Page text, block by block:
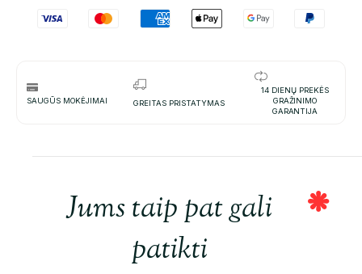
SAUGŪS MOKĖJIMAI GREITAS PRISTATYMAS
14 DIENŲ PREKĖS
GRAŽINIMO
GARANTIJA
Jums taip pat gali
patikti